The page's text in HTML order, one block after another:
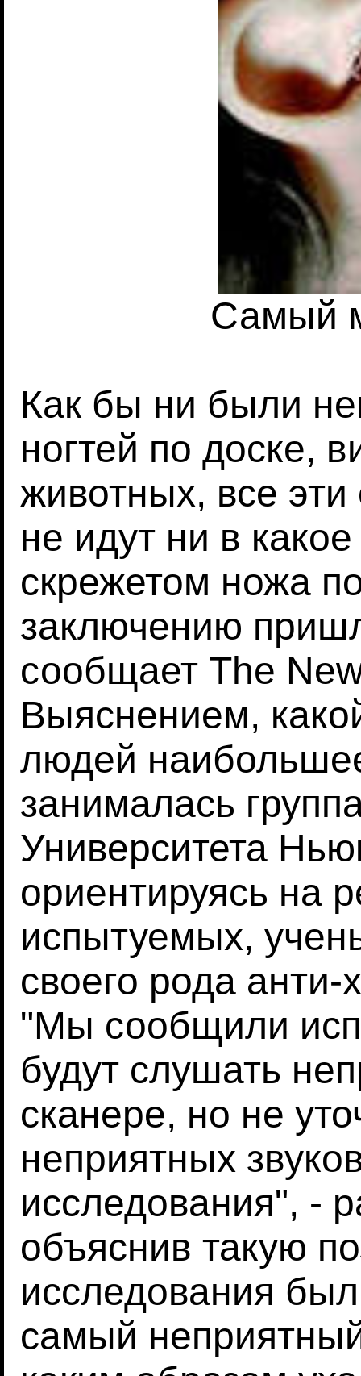
Самый
Как бы ни были
ногтей по доске,
животных, все эти
не идут ни в
скрежетом ножа
заключению
сообщает The
Выяснением,
людей
занималась
Университета
ориентируясь на
испытуемых,
своего рода анти-
"Мы сообщили
будут слушать
сканере, но не
неприятных
исследования", -
объяснив такую
исследования
самый